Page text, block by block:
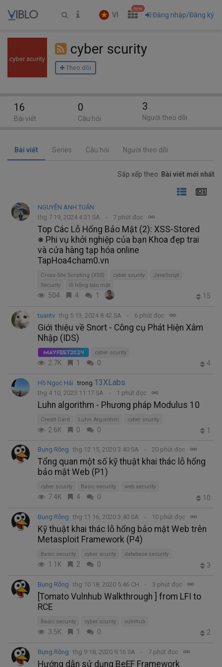
VI
new
Đăng nhập/Đăng ký
cyber scurity
Theo dõi
Bài viết Series Câu hỏi Người theo dõi
Sắp xếp theo: Bài viết mới nhất
NGUYỄN ANH TUẤN
thg 7 19, 2024 4:31 SA
7 phút đọc
Top Các Lỗ Hổng Bảo Mật (2): XSS-Stored
※ Phi vụ khởi nghiệp của bạn Khoa đẹp trai
và cửa hàng tạp hóa online
TapHoa4cham0.vn
Cross-Site Scripting (XSS) cyber scurity
JavaScript
Security
lỗ hổng bảo mật
504 4 1 15
tuantv thg 5 13, 2024 8:42 SA 6 phút đọc
Giới thiệu về Snort - Công cụ Phát Hiện Xâm
Nhập (IDS)
MayFest2024 cyber scurity
2.7K 1 0 4
Hồ Ngọc Hải trong 13XLabs
thg 4 10, 2023 11:17 SA 1 phút đọc
Luhn algorithm - Phương pháp Modulus 10
Credit Card Luhn Algorithm cyber scurity
2.6K 0 0 1
Bụng Rỗng thg 12 15, 2020 3:40 SA 20 phút đọc
Tổng quan một số kỹ thuật khai thác lỗ hổng
bảo mật Web (P1)
cyber scurity Basic security web security
7.4K 4 0 10
Bụng Rỗng thg 11 16, 2020 3:40 SA 10 phút đọc
Kỹ thuật khai thác lỗ hổng bảo mật Web trên
Metasploit Framework (P4)
Basic security cyber scurity database security
1.1K 2 0 3
Bụng Rỗng thg 10 18, 2020 5:46 CH 3 phút đọc
[Tomato Vulnhub Walkthrough ] from LFI to
RCE
Basic security cyber scurity vulnhub
3.5K 1 0 2
Bụng Rỗng thg 9 18, 2020 9:16 SA 7 phút đọc
Hướng dẫn sử dụng BeEF Framework
16
Bài viết
0
Câu hỏi
3
Người theo dõi